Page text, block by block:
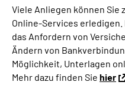
Suche
Mein
Viele Anliegen können Sie
Online-Services
das Anfordern von
Ändern von
Möglichkeit, Unterlagen
Mehr dazu finden Sie hier